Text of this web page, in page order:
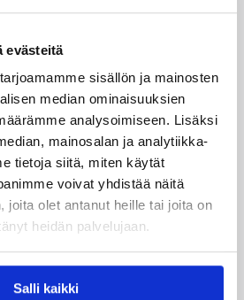
evästeitä
sisällön ja mainosten
median ominaisuuksien
analysoimiseen. Lisäksi
mainosalan ja analytiikka-
tietoja siitä, miten käytät
voivat yhdistää näitä
joita olet antanut heille tai joita on
heidän palvelujaan.
Salli kaikki
pitkän ammattilaisuran
Itävallassa,
Bosniassa ja viimeksi